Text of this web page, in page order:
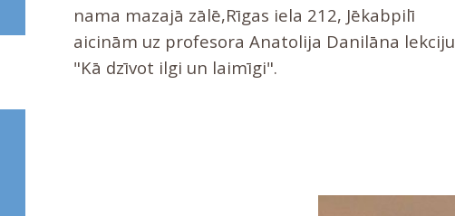
nama mazajā zālē,Rīgas iela 212, Jēkabpilī
aicinām uz profesora Anatolija Danilāna lekciju
"Kā dzīvot ilgi un laimīgi".